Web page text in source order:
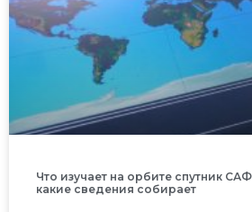
Что изучает на орбите спутник
какие сведения собирает